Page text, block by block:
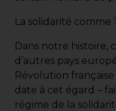
La solidarité comme
Dans notre histoire,
d’autres pays
Révolution
date à cet égard –
régime de la